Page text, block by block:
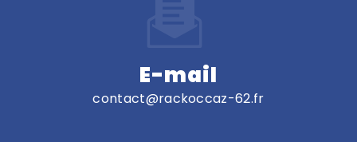
E-mail
contact@rackoccaz-62.fr